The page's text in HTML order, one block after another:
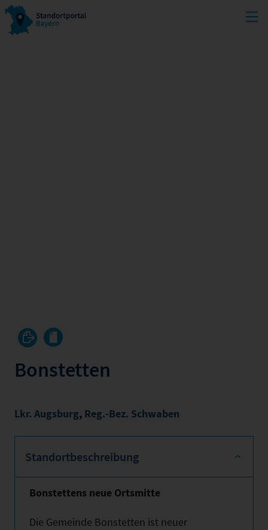
Bonstetten
Lkr. Augsburg, Reg.-Bez. Schwaben
Standortbeschreibung
Bonstettens neue Ortsmitte
Die Gemeinde Bonstetten ist neuer